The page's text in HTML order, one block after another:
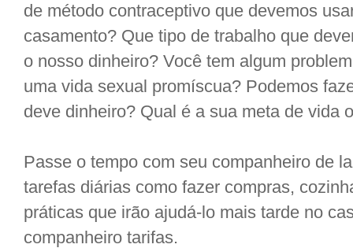
de método contraceptivo que devemos
casamento? Que tipo de trabalho que
o nosso dinheiro? Você tem algum
uma vida sexual promíscua? Podemos
deve dinheiro? Qual é a sua meta de vida
Passe o tempo com seu companheiro de
tarefas diárias como fazer compras,
práticas que irão ajudá-lo mais tarde no
companheiro tarifas.